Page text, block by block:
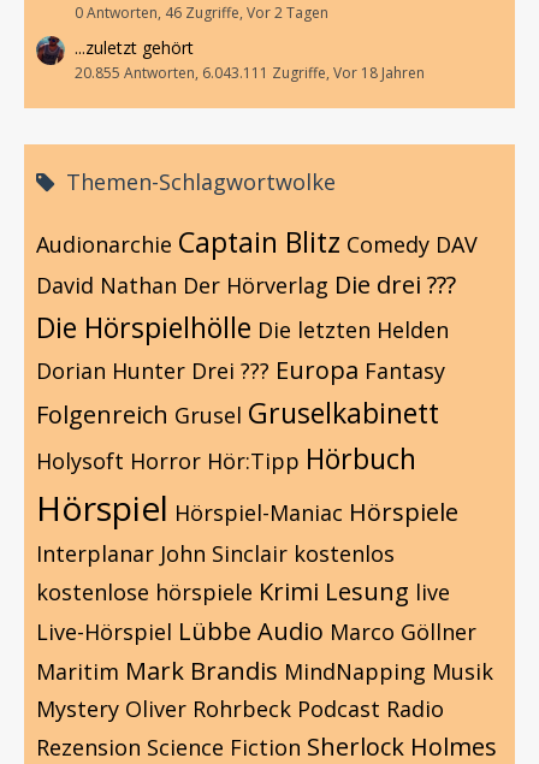
0 Antworten, 46 Zugriffe, Vor 2 Tagen
...zuletzt gehört
20.855 Antworten, 6.043.111 Zugriffe, Vor 18 Jahren
Themen-Schlagwortwolke
Audionarchie Captain Blitz Comedy DAV
David Nathan Der Hörverlag Die drei ???
Die Hörspielhölle Die letzten Helden
Dorian Hunter Drei ??? Europa Fantasy
Folgenreich Grusel Gruselkabinett
Holysoft Horror Hör:Tipp Hörbuch
Hörspiel Hörspiel-Maniac Hörspiele
Interplanar John Sinclair kostenlos
kostenlose hörspiele Krimi Lesung live
Live-Hörspiel Lübbe Audio Marco Göllner
Maritim Mark Brandis MindNapping Musik
Mystery Oliver Rohrbeck Podcast Radio
Rezension Science Fiction Sherlock Holmes